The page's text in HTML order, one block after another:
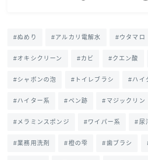
ぬめり アルカリ電解水 ウタマロ
オキシクリーン カビ クエン酸
シャボンの泡 トイレブラシ ハイ
ハイター系 ペン跡 マジックリン
メラミンスポンジ ワイパー系 尿
業務用洗剤 橙の雫 歯ブラシ